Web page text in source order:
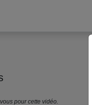
pour cette vidéo.